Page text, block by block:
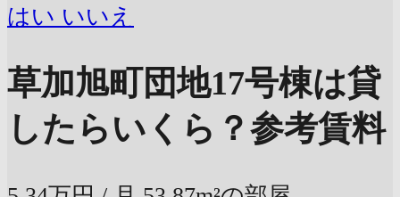
はい いいえ
草加旭町団地17号棟は貸
したらいくら？参考賃料